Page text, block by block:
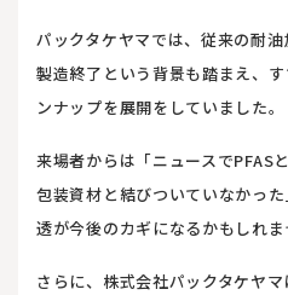
パックタケヤマでは、従来の耐
製造終了という背景も踏まえ、
ンナップを展開をしていました。
来場者からは「ニュースでPFAS
包装資材と結びついていなかっ
透が今後のカギになるかもしれま
さらに、株式会社パックタケヤ